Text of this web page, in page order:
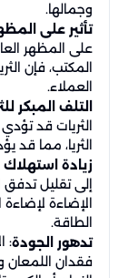
وجمالها.
تأثير على
على المظهر
المكتب، فإن
العملاء.
التلف المبكر
الثريات قد
الثريا، مما قد
زيادة
إلى تقليل
الإضاءة لإضاءة
الطاقة.
تدهور الجودة:
فقدان اللمعان